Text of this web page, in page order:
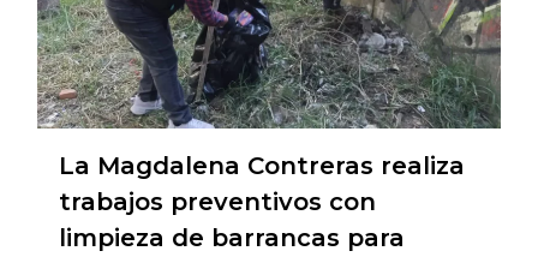
La Magdalena Contreras realiza
trabajos preventivos con
limpieza de barrancas para